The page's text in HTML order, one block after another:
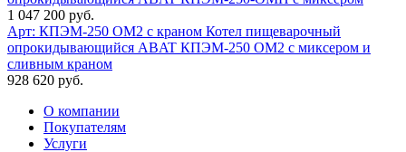
1 047 200 руб.
Арт: КПЭМ-250 ОМ2 с краном Котел пищеварочный
опрокидывающийся ABAT КПЭМ-250 ОМ2 с миксером и
сливным краном
928 620 руб.
О компании
Покупателям
Услуги